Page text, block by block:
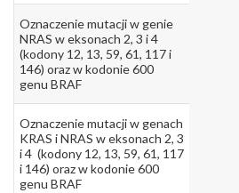
Oznaczenie mutacji w genie
NRAS w eksonach 2, 3 i 4
(kodony 12, 13, 59, 61, 117 i
146) oraz w kodonie 600
genu BRAF
Oznaczenie mutacji w genach
KRAS i NRAS w eksonach 2, 3
i 4 (kodony 12, 13, 59, 61, 117
i 146) oraz w kodonie 600
genu BRAF